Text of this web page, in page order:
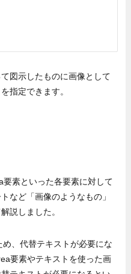
図示したものに画像として
指定できます。
素といった各要素に対して
など「画像のようなもの」
説しました。
、代替テキストが必要にな
要素やテキストを使った画